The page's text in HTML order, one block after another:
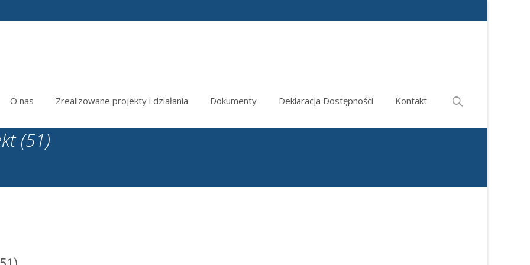
O nas Zrealizowane projekty i działania Dokumenty Deklaracja Dostępności Kontakt
Search
(51)